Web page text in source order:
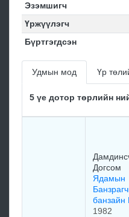
Эзэмшигч
Үржүүлэгч
Бүртгэгдсэн
Удмын мод Үр
5 үе дотор төрлийн
Догсом
Ядамын
банзайн
1982